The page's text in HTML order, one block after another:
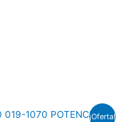
¡Oferta!